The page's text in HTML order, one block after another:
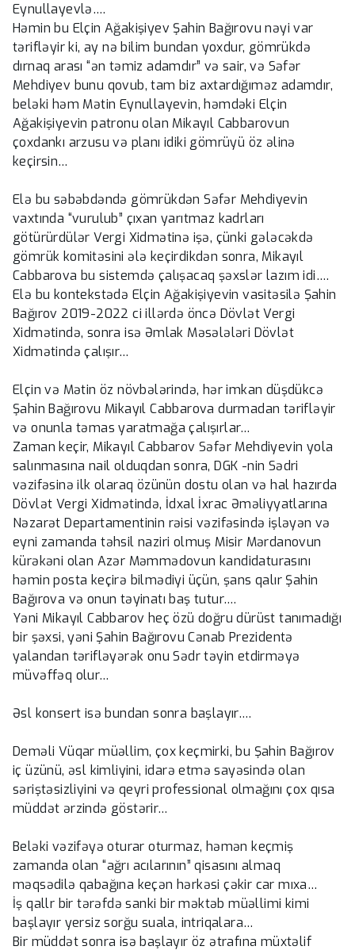
Eynullayevlə….
Həmin bu Elçin Ağakişiyev Şahin Bağırovu nəyi var
tərifləyir ki, ay nə bilim bundan yoxdur, gömrükdə
dırnaq arası “ən təmiz adamdır” və sair, və Səfər
Mehdiyev bunu qovub, tam biz axtardığıməz adamdır,
beləki həm Mətin Eynullayevin, həmdəki Elçin
Ağakişiyevin patronu olan Mikayıl Cabbarovun
çoxdankı arzusu və planı idiki gömrüyü öz əlinə
keçirsin…
Elə bu səbəbdəndə gömrükdən Səfər Mehdiyevin
vaxtında “vurulub” çıxan yarıtmaz kadrları
götürürdülər Vergi Xidmətinə işə, çünki gələcəkdə
gömrük komitəsini ələ keçirdikdən sonra, Mikayıl
Cabbarova bu sistemdə çalışacaq şəxslər lazım idi….
Elə bu kontekstədə Elçin Ağakişiyevin vasitəsilə Şahin
Bağırov 2019-2022 ci illərdə öncə Dövlət Vergi
Xidmətində, sonra isə Əmlak Məsələləri Dövlət
Xidmətində çalışır…
Elçin və Mətin öz növbələrində, hər imkan düşdükcə
Şahin Bağırovu Mikayıl Cabbarova durmadan tərifləyir
və onunla təmas yaratmağa çalışırlar…
Zaman keçir, Mikayıl Cabbarov Səfər Mehdiyevin yola
salınmasına nail olduqdan sonra, DGK -nin Sədri
vəzifəsinə ilk olaraq özünün dostu olan və hal hazırda
Dövlət Vergi Xidmətində, İdxal İxrac Əməliyyatlarına
Nəzarət Departamentinin rəisi vəzifəsində işləyən və
eyni zamanda təhsil naziri olmuş Misir Mərdanovun
kürəkəni olan Azər Məmmədovun kandidaturasını
həmin posta keçirə bilmədiyi üçün, şans qalır Şahin
Bağırova və onun təyinatı baş tutur….
Yəni Mikayıl Cabbarov heç özü doğru dürüst tanımadığı
bir şəxsi, yəni Şahin Bağırovu Cənab Prezidentə
yalandan tərifləyərək onu Sədr təyin etdirməyə
müvəffəq olur…
Əsl konsert isə bundan sonra başlayır….
Deməli Vüqar müəllim, çox keçmirki, bu Şahin Bağırov
iç üzünü, əsl kimliyini, idarə etmə sayəsində olan
səriştəsizliyini və qeyri professional olmağını çox qısa
müddət ərzində göstərir…
Beləki vəzifəyə oturar oturmaz, həmən keçmiş
zamanda olan “ağrı acılarının” qisasını almaq
məqsədilə qabağına keçən hərkəsi çəkir car mıxa…
İş qallr bir tərəfdə sanki bir məktəb müəllimi kimi
başlayır yersiz sorğu suala, intriqalara…
Bir müddət sonra isə başlayır öz ətrafına müxtəlif